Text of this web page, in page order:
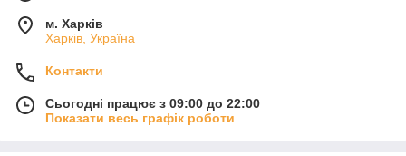
м. Харків
Харків, Україна
Контакти
Сьогодні працює з 09:00 до 22:00
Показати весь графік роботи